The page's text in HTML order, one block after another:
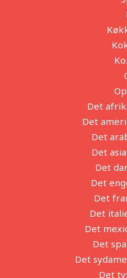
Det
Det
Det
Det
Det
Det
Det
Det
Det
Det
Det
Det